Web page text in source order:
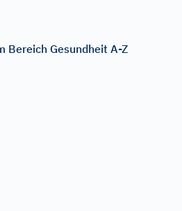
Bereich Gesundheit A-Z